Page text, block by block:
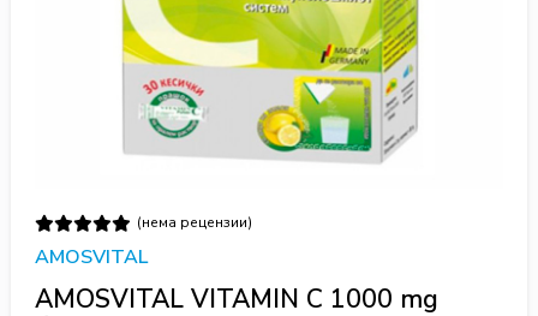
(нема рецензии)
AMOSVITAL
AMOSVITAL VITAMIN C 1000 mg